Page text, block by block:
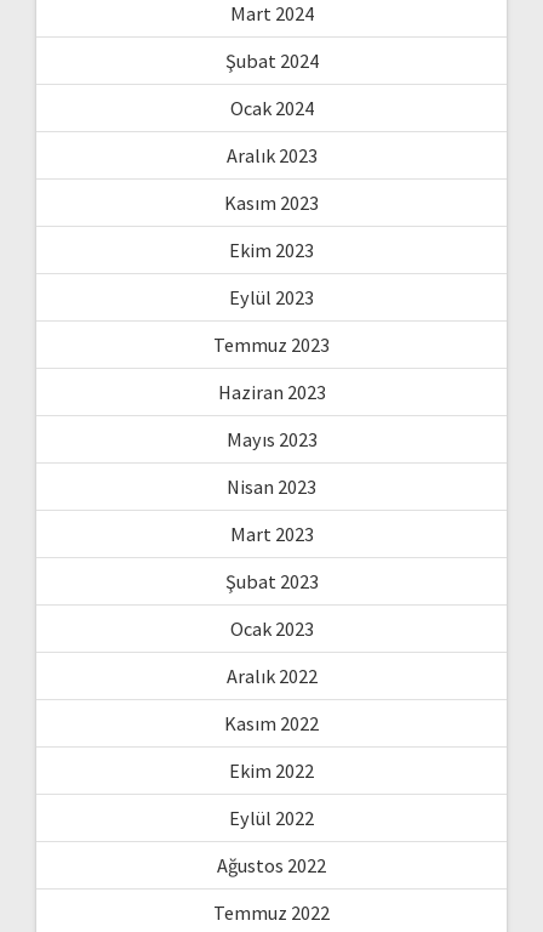
Mart 2024
Şubat 2024
Ocak 2024
Aralık 2023
Kasım 2023
Ekim 2023
Eylül 2023
Temmuz 2023
Haziran 2023
Mayıs 2023
Nisan 2023
Mart 2023
Şubat 2023
Ocak 2023
Aralık 2022
Kasım 2022
Ekim 2022
Eylül 2022
Ağustos 2022
Temmuz 2022